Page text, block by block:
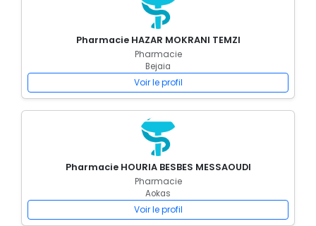
Pharmacie HAZAR MOKRANI TEMZI
Pharmacie
Bejaia
Voir le profil
Pharmacie HOURIA BESBES MESSAOUDI
Pharmacie
Aokas
Voir le profil